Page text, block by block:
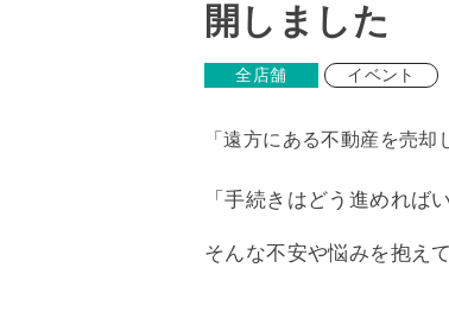
開しました
全店舗 イベント
「遠方にある不動産を売
「手続きはどう進めれば
そんな不安や悩みを抱え